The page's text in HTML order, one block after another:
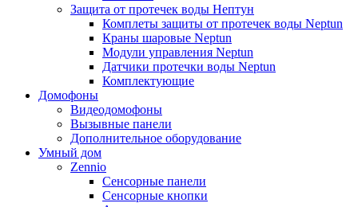
Защита от протечек воды Нептун
Комплеты защиты от протечек воды Neptun
Краны шаровые Neptun
Модули управления Neptun
Датчики протечки воды Neptun
Комплектующие
Домофоны
Видеодомофоны
Вызывные панели
Дополнительное оборудование
Умный дом
Zennio
Сенсорные панели
Сенсорные кнопки